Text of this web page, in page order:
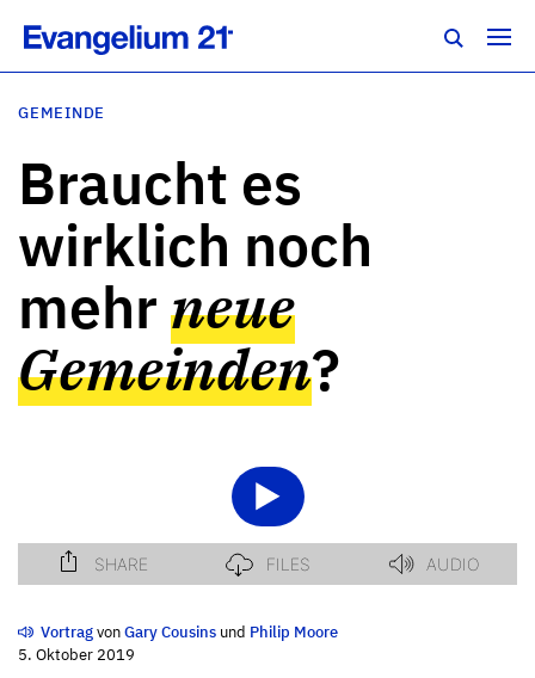
GEMEINDE
Braucht es
wirklich noch
mehrneue
Gemeinden?
VortragvonGary Cousinsund Philip Moore
5. Oktober 2019